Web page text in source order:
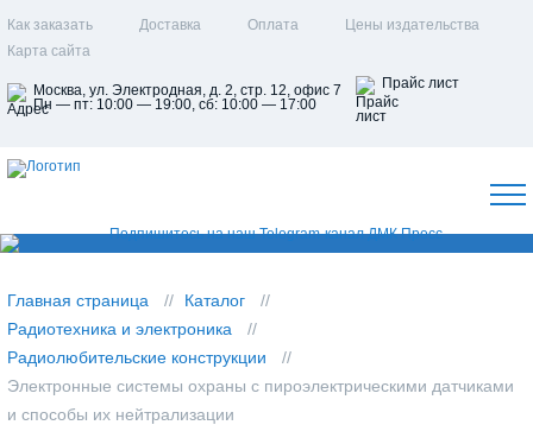
Как заказать Доставка Оплата
Цены издательства
Карта сайта
Москва, ул. Электродная, д. 2, стр. 12, офис 7
Пн — пт: 10:00 — 19:00, сб: 10:00 — 17:00
Прайс лист
Главная страница
Каталог
Радиотехника и электроника
Радиолюбительские конструкции
Электронные системы охраны с пироэлектрическими датчиками
и способы их нейтрализации